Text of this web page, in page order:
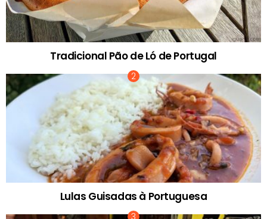
Tradicional Pão de Ló de Portugal
Lulas Guisadas à Portuguesa